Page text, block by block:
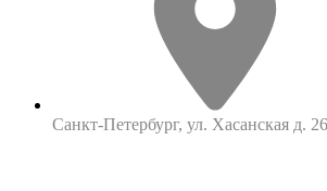
Санкт-Петербург, ул. Хасанская д.